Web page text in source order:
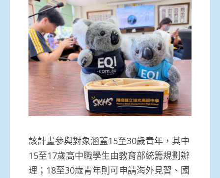
該計畫參與對象涵蓋15至30歲青年，其中
15至17歲高中職學生由教育部統籌規劃辦
理；18至30歲青年則可申請海外見習、國